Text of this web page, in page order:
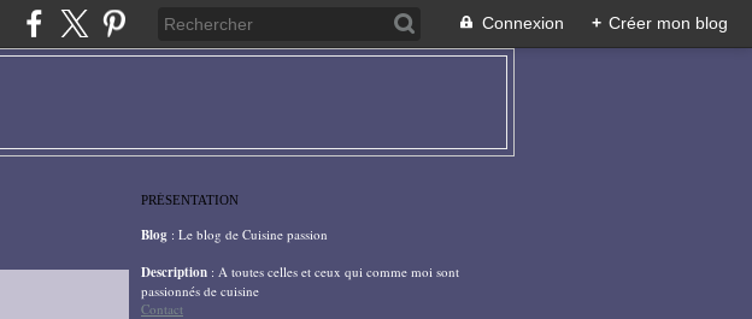
Connexion + Créer mon blog
PRÉSENTATION
Blog : Le blog de Cuisine passion
Description : A toutes celles et ceux qui comme moi sont
passionnés de cuisine
Contact